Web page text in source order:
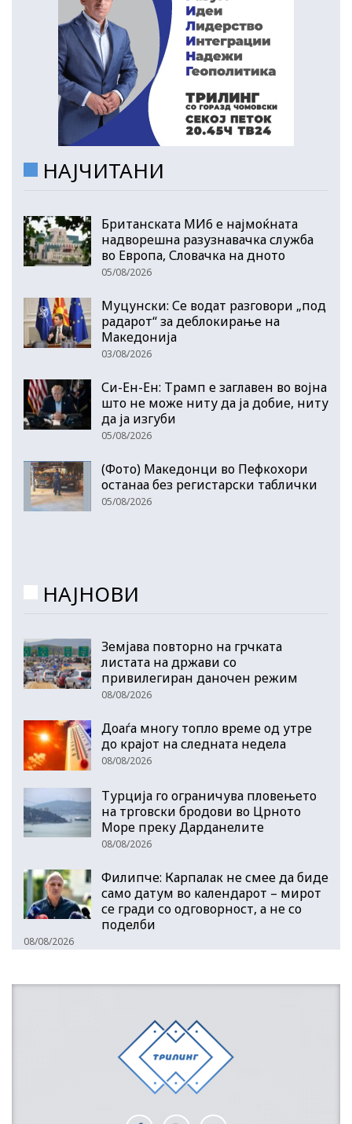
НАЈЧИТАНИ
Британската МИ6 е најмоќната
надворешна разузнавачка служба
во Европа, Словачка на дното
05/08/2026
Муцунски: Се водат разговори „под
радарот“ за деблокирање на
Македонија
03/08/2026
Си-Ен-Ен: Трамп е заглавен во војна
што не може ниту да ја добие, ниту
да ја изгуби
05/08/2026
(Фото) Македонци во Пефкохори
останаа без регистарски таблички
05/08/2026
НАЈНОВИ
Земјава повторно на грчката
листата на држави со
привилегиран даночен режим
08/08/2026
Доаѓа многу топло време од утре
до крајот на следната недела
08/08/2026
Турција го ограничува пловењето
на трговски бродови во Црното
Море преку Дарданелите
08/08/2026
Филипче: Карпалак не смее да биде
само датум во календарот – мирот
се гради со одговорност, а не со
поделби
08/08/2026